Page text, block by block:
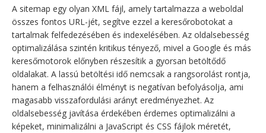
A sitemap egy olyan XML fájl, amely tartalmazza a weboldal
összes fontos URL-jét, segítve ezzel a keresőrobotokat a
tartalmak felfedezésében és indexelésében. Az oldalsebesség
optimalizálása szintén kritikus tényező, mivel a Google és más
keresőmotorok előnyben részesítik a gyorsan betöltődő
oldalakat. A lassú betöltési idő nemcsak a rangsorolást rontja,
hanem a felhasználói élményt is negatívan befolyásolja, ami
magasabb visszafordulási arányt eredményezhet. Az
oldalsebesség javítása érdekében érdemes optimalizálni a
képeket, minimalizálni a JavaScript és CSS fájlok méretét,